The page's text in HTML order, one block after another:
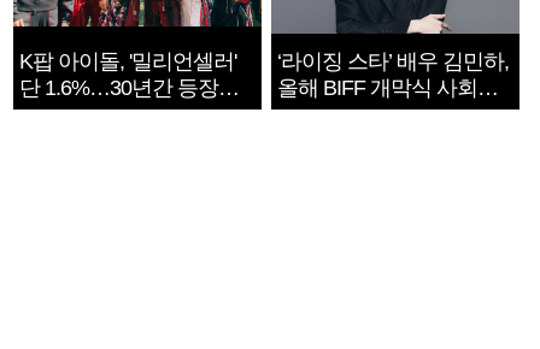
K팝 아이돌, '밀리언셀러'
단 1.6%…30년간 등장
1182개팀 전수조사
‘라이징 스타’ 배우 김민하,
올해 BIFF 개막식 사회자
확정